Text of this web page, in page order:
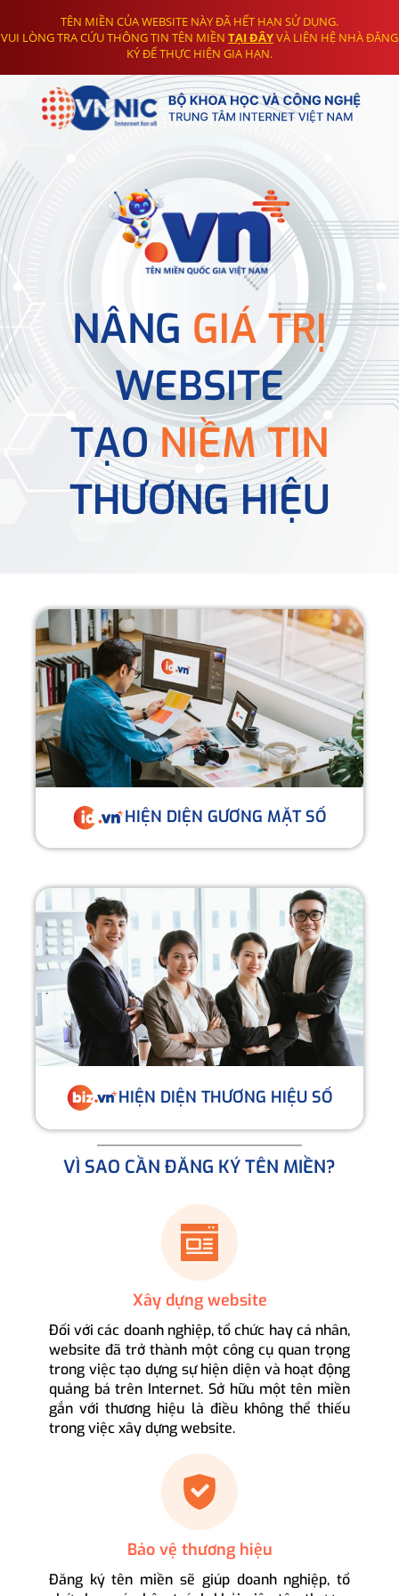
TÊN MIỀN CỦA WEBSITE NÀY ĐÃ HẾT HẠN SỬ DỤNG.
VUI LÒNG TRA CỨU THÔNG TIN TÊN MIỀN TẠI ĐÂYVÀ LIÊN HỆ NHÀ ĐĂNG
KÝ ĐỂ THỰC HIỆN GIA HẠN.
NÂNG GIÁ TRỊ
WEBSITE
TẠONIỀM TIN
THƯƠNG HIỆU
HIỆN DIỆN GƯƠNG MẶT SỐ
HIỆN DIỆN THƯƠNG HIỆU SỐ
VÌ SAO CẦN ĐĂNG KÝ TÊN MIỀN?
Xây dựng website
Đối với các doanh nghiệp, tổ chức hay cá nhân,
website đã trở thành một công cụ quan trọng
trong việc tạo dựng sự hiện diện và hoạt động
quảng bá trên Internet. Sở hữu một tên miền
gắn với thương hiệu là điều không thể thiếu
trong việc xây dựng website.
Bảo vệ thương hiệu
Đăng ký tên miền sẽ giúp doanh nghiệp, tổ